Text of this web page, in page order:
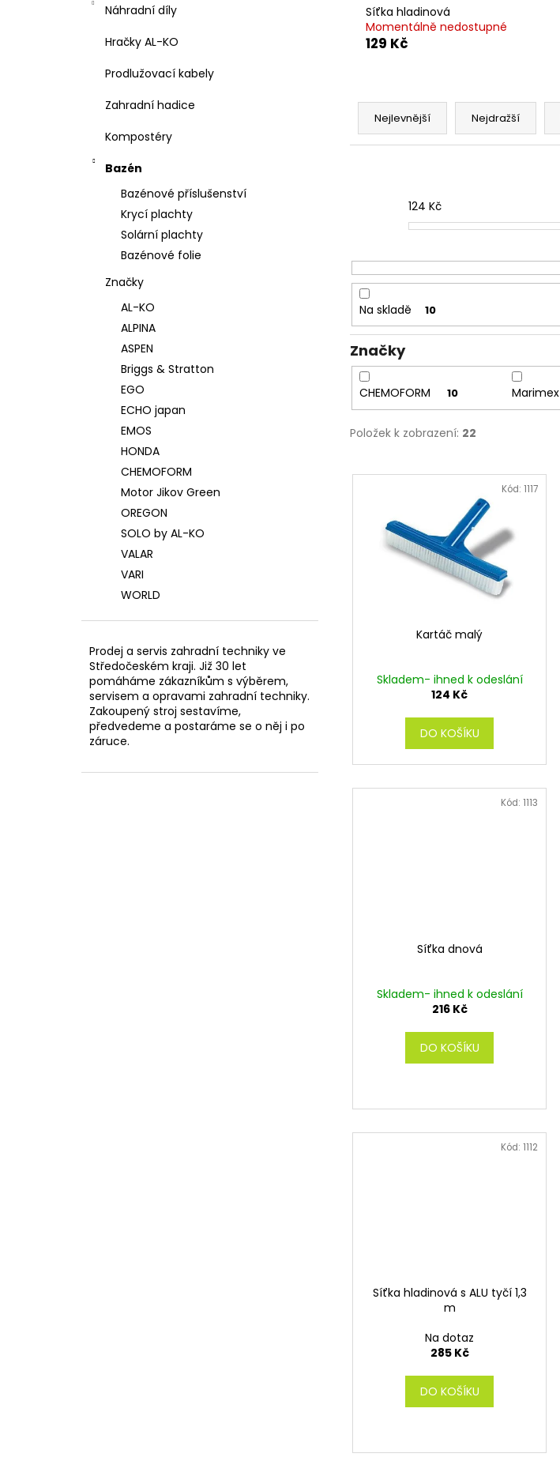
Náhradní díly
Hračky AL-KO
Prodlužovací kabely
Zahradní hadice
Kompostéry
Bazén
Bazénové příslušenství
Krycí plachty
Solární plachty
Bazénové folie
Značky
AL-KO
ALPINA
ASPEN
Briggs & Stratton
EGO
ECHO japan
EMOS
HONDA
CHEMOFORM
Motor Jikov Green
OREGON
SOLO by AL-KO
VALAR
VARI
WORLD
Prodej a servis zahradní techniky ve
Středočeském kraji. Již 30 let
pomáháme zákazníkům s výběrem,
servisem a opravami zahradní techniky.
Zakoupený stroj sestavíme,
předvedeme a postaráme se o něj i po
záruce.
Síťka hladinová
Momentálně nedostupné
129 Kč
Ř
z
o
d
u
k
t
ů
Nejlevnější Nejdražší
124 Kč
Na skladě 10
Značky
CHEMOFORM 10 Marimex
Položek k zobrazení: 22
V
Kartáč malý
Skladem- ihned k odeslání
124 Kč
DO KOŠÍKU
Kód:1117
Síťka dnová
Skladem- ihned k odeslání
216 Kč
DO KOŠÍKU
Kód:1113
Síťka hladinová s ALU tyčí 1,3
m
Na dotaz
285 Kč
DO KOŠÍKU
Kód:1112